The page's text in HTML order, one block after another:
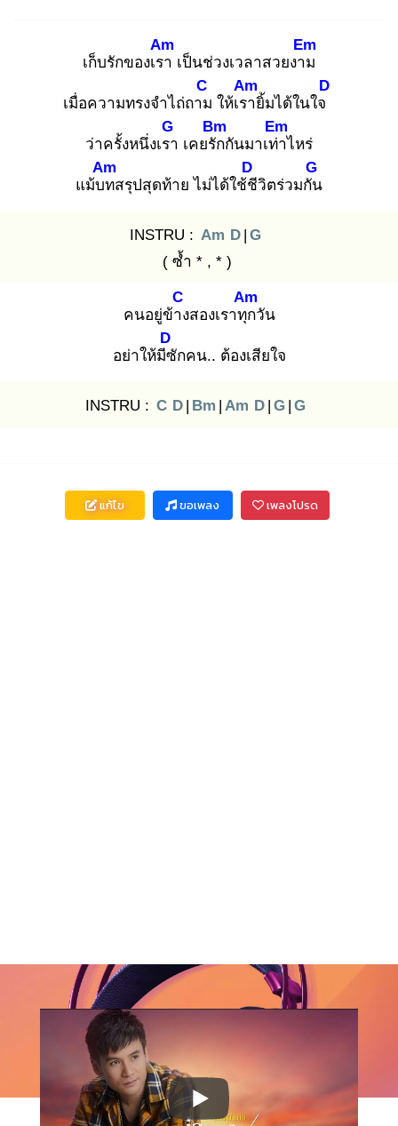
เก็บรักของเรา
Am
เป็นช่วงเวลาสวยงาม
Em
เมื่อความทรงจำไถ่ถาม
C
ให้เรา
Am
ยิ้มได้ในใจ
D
ว่าครั้งหนึ่งเรา
G
เคยรัก
Bm
กันมาเท่า
Em
ไหร่
แม้บท
Am
สรุปสุดท้าย ไม่ได้ใช้ชี
D
วิตร่วมกัน
G
INSTRU : Am D | G
( ซ้ำ * , * )
คนอยู่ข้าง
C
สองเราทุก
Am
วัน
อย่าให้มีซั
D
กคน.. ต้องเสียใจ
INSTRU : C D | Bm | Am D | G | G
แก้ไข ขอเพลง เพลงโปรด